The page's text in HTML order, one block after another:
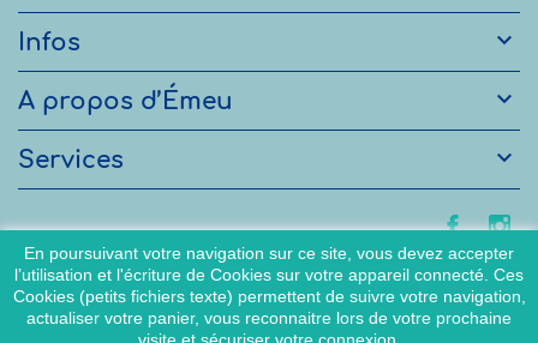
Infos 
A propos d’Émeu 
Services 
En poursuivant votre navigation sur ce site, vous devez accepter
l’utilisation et l'écriture de Cookies sur votre appareil connecté. Ces
Cookies (petits fichiers texte) permettent de suivre votre navigation,
actualiser votre panier, vous reconnaitre lors de votre prochaine